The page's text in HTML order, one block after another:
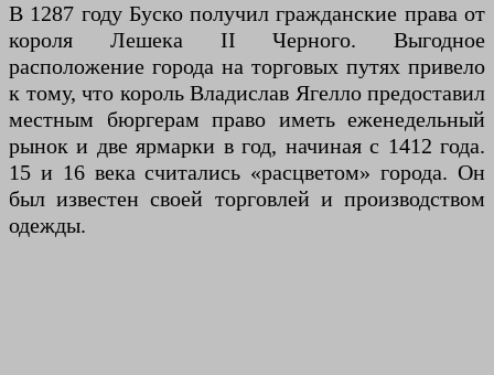
В 1287 году Буско получил гражданские права от
короля Лешека II Черного. Выгодное
расположение города на торговых путях привело
к тому, что король Владислав Ягелло предоставил
местным бюргерам право иметь еженедельный
рынок и две ярмарки в год, начиная с 1412 года.
15 и 16 века считались «расцветом» города. Он
был известен своей торговлей и производством
одежды.